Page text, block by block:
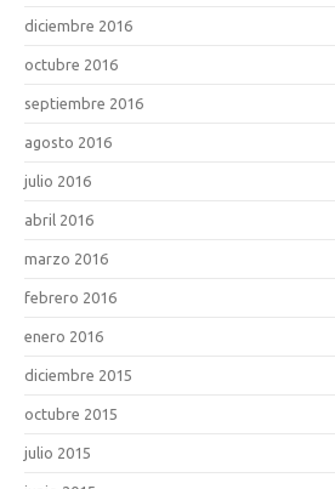
diciembre 2016
octubre 2016
septiembre 2016
agosto 2016
julio 2016
abril 2016
marzo 2016
febrero 2016
enero 2016
diciembre 2015
octubre 2015
julio 2015